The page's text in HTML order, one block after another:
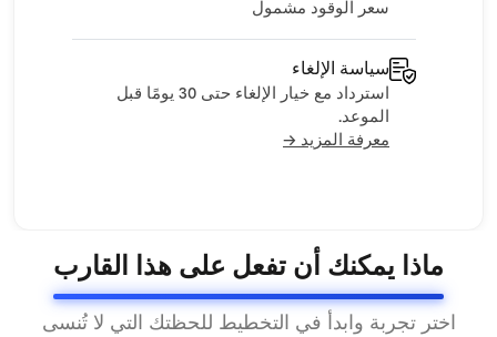
سعر الوقود مشمول
سياسة الإلغاء
استرداد مع خيار الإلغاء حتى 30 يومًا قبل
الموعد.
معرفة المزيد →
ماذا يمكنك أن تفعل على هذا القارب
اختر تجربة وابدأ في التخطيط للحظتك التي لا تُنسى